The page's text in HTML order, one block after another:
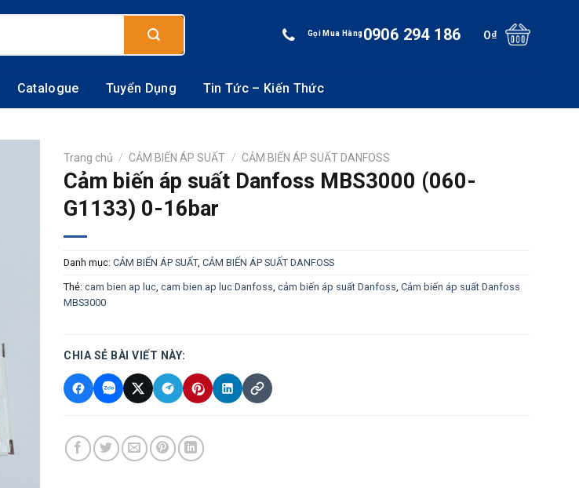
Gọi Mua Hàng0906 294 186 0₫
Catalogue Tuyển Dụng Tin Tức – Kiến Thức
Trang chủ / CẢM BIẾN ÁP SUẤT / CẢM BIẾN ÁP SUẤT DANFOSS
Cảm biến áp suất Danfoss MBS3000 (060-
G1133) 0-16bar
Danh mục: CẢM BIẾN ÁP SUẤT, CẢM BIẾN ÁP SUẤT DANFOSS
Thẻ: cam bien ap luc, cam bien ap luc Danfoss, cảm biến áp suất Danfoss, Cảm biến áp suất Danfoss
MBS3000
CHIA SẺ BÀI VIẾT NÀY: